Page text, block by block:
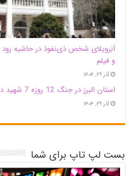
اَبَر‌ویلای شخص ذی‌نفوذ در حاشیه‌
و فیلم
آذر ۲۹, ۱۴۰۴
استان البرز در جنگ 12 روزه 7 شهید دانشجو تقدیم انقلاب کرد
آذر ۲۹, ۱۴۰۴
بست لپ تاپ برای شما